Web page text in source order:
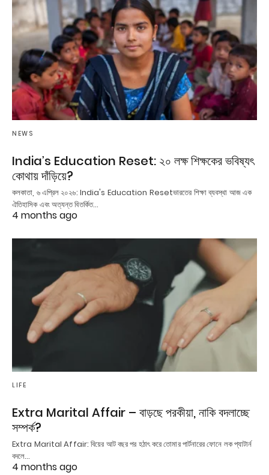
NEWS
India’s Education Reset: ২০ লক্ষ শিক্ষকের ভবিষ্যৎ
কোথায় দাঁড়িয়ে?
কলকাতা, ৬ এপ্রিল ২০২৬: India's Education Resetভারতের শিক্ষা ব্যবস্থা আজ এক
ঐতিহাসিক এবং অত্যন্ত বিতর্কিত…
4 months ago
LIFE
Extra Marital Affair – বাড়ছে পরকীয়া, নাকি বদলাচ্ছে
সম্পর্ক?
Extra Marital Affair: বিয়ের আট বছর পর হঠাৎ করে তোমার পার্টনারের ফোনে লক প্যাটার্ন
বদলে…
4 months ago